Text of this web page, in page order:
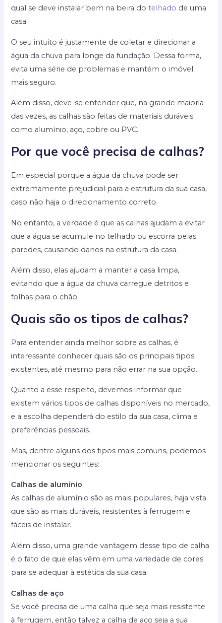
qual se deve instalar bem na beira dotelhado de uma
casa.
O seu intuito é justamente de coletar e direcionar a
água da chuva para longe da fundação. Dessa forma,
evita uma série de problemas e mantém o imóvel
mais seguro.
Além disso, deve-se entender que, na grande maioria
das vezes, as calhas são feitas de materiais duráveis
como alumínio, aço, cobre ou PVC.
Por que você precisa de calhas?
Em especial porque a água da chuva pode ser
extremamente prejudicial para a estrutura da sua casa,
caso não haja o direcionamento correto.
No entanto, a verdade é que as calhas ajudam a evitar
que a água se acumule no telhado ou escorra pelas
paredes, causando danos na estrutura da casa.
Além disso, elas ajudam a manter a casa limpa,
evitando que a água da chuva carregue detritos e
folhas para o chão.
Quais são os tipos de calhas?
Para entender ainda melhor sobre as calhas, é
interessante conhecer quais são os principais tipos
existentes, até mesmo para não errar na sua opção.
Quanto a esse respeito, devemos informar que
existem vários tipos de calhas disponíveis no mercado,
e a escolha dependerá do estilo da sua casa, clima e
preferências pessoais.
Mas, dentre alguns dos tipos mais comuns, podemos
mencionar os seguintes:
Calhas de alumínio
As calhas de alumínio são as mais populares, haja vista
que são as mais duráveis, resistentes à ferrugem e
fáceis de instalar.
Além disso, uma grande vantagem desse tipo de calha
é o fato de que elas vêm em uma variedade de cores
para se adequar à estética da sua casa.
Calhas de aço
Se você precisa de uma calha que seja mais resistente
à ferrugem, então talvez a calha de aço seja a sua